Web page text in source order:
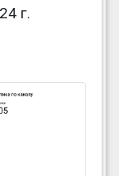
г.